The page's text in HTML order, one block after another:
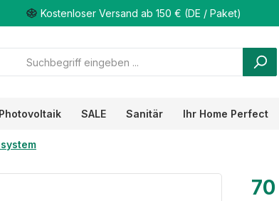
Kostenloser Versand ab 150 € (DE / Paket)
Photovoltaik SALE Sanitär Ihr Home Perfect